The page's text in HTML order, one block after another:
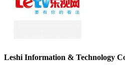
Leshi Information & Technology